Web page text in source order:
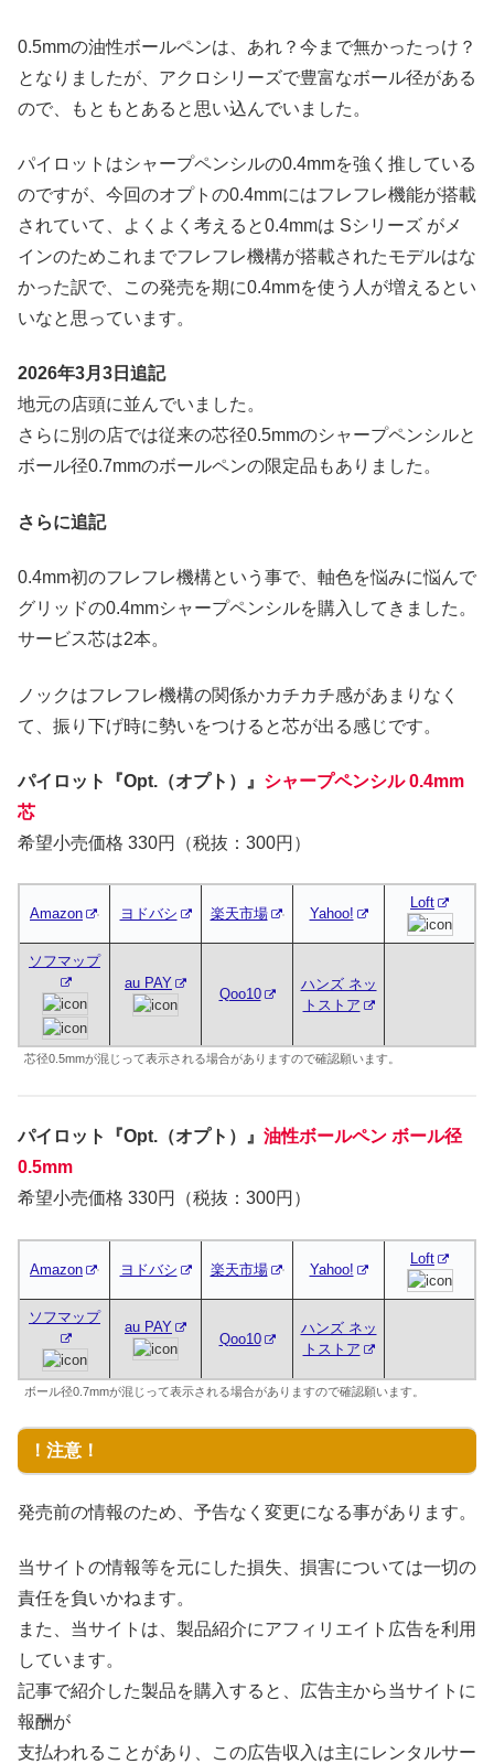
0.5mmの油性ボールペンは、あれ？今まで無かったっけ？
となりましたが、アクロシリーズで豊富なボール径がある
ので、もともとあると思い込んでいました。
パイロットはシャープペンシルの0.4mmを強く推している
のですが、今回のオプトの0.4mmにはフレフレ機能が搭載
されていて、よくよく考えると0.4mmは Sシリーズ がメ
インのためこれまでフレフレ機構が搭載されたモデルはな
かった訳で、この発売を期に0.4mmを使う人が増えるとい
いなと思っています。
2026年3月3日追記
地元の店頭に並んでいました。
さらに別の店では従来の芯径0.5mmのシャープペンシルと
ボール径0.7mmのボールペンの限定品もありました。
さらに追記
0.4mm初のフレフレ機構という事で、軸色を悩みに悩んで
グリッドの0.4mmシャープペンシルを購入してきました。
サービス芯は2本。
ノックはフレフレ機構の関係かカチカチ感があまりなく
て、振り下げ時に勢いをつけると芯が出る感じです。
パイロット『Opt.（オプト）』 シャープペンシル 0.4mm
芯
希望小売価格 330円（税抜：300円）
Amazon ヨドバシ 楽天市場 Yahoo!
Loft
ソフマップ
au PAY
Qoo10
ハンズ ネッ
トストア
芯径0.5mmが混じって表示される場合がありますので確認願います。
パイロット『Opt.（オプト）』 油性ボールペン ボール径
0.5mm
希望小売価格 330円（税抜：300円）
Amazon ヨドバシ 楽天市場 Yahoo!
Loft
ソフマップ
au PAY
Qoo10
ハンズ ネッ
トストア
ボール径0.7mmが混じって表示される場合がありますので確認願います。
！注意！
発売前の情報のため、予告なく変更になる事があります。
当サイトの情報等を元にした損失、損害については一切の
責任を負いかねます。
また、当サイトは、製品紹介にアフィリエイト広告を利用
しています。
記事で紹介した製品を購入すると、広告主から当サイトに
報酬が
支払われることがあり、この広告収入は主にレンタルサー